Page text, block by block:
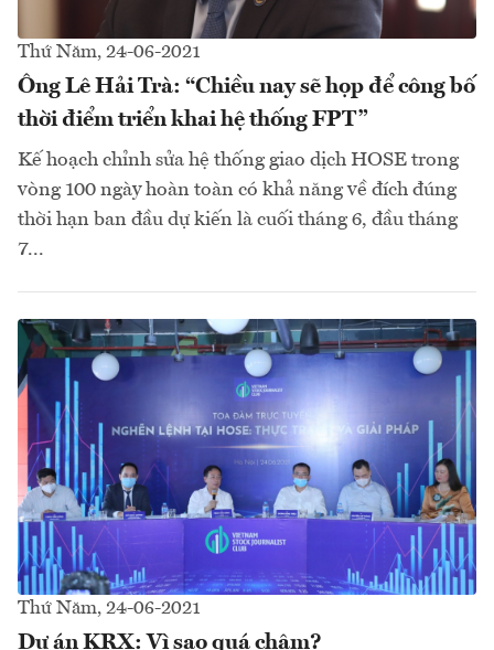
Thứ Năm, 24-06-2021
Ông Lê Hải Trà: “Chiều nay sẽ họp để công bố
thời điểm triển khai hệ thống FPT”
Kế hoạch chỉnh sửa hệ thống giao dịch HOSE trong
vòng 100 ngày hoàn toàn có khả năng về đích đúng
thời hạn ban đầu dự kiến là cuối tháng 6, đầu tháng
7...
Thứ Năm, 24-06-2021
Dự án KRX: Vì sao quá chậm?